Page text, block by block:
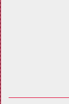
Anonymní unikátní
Díky němu příště
Identifikátor je
Vaše souhlasy a
vás už příště